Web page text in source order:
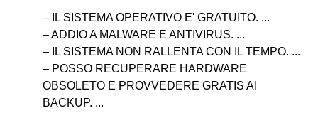
– IL SISTEMA OPERATIVO E' GRATUITO. ...
– ADDIO A MALWARE E ANTIVIRUS. ...
– IL SISTEMA NON RALLENTA CON IL TEMPO. ...
– POSSO RECUPERARE HARDWARE
OBSOLETO E PROVVEDERE GRATIS AI
BACKUP. ...